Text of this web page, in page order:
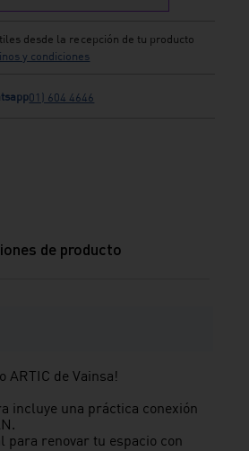
desde la recepción de tu producto
y condiciones
01) 604 4646
de producto
ARTIC de Vainsa!
incluye una práctica conexión
para renovar tu espacio con